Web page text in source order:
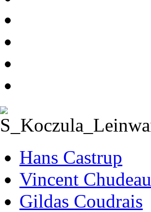
Hans Castrup
Vincent Chudeau
Gildas Coudrais